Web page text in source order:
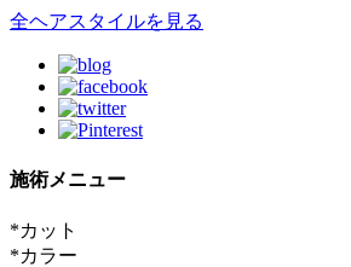
全ヘアスタイルを見る
施術メニュー
*カット
*カラー